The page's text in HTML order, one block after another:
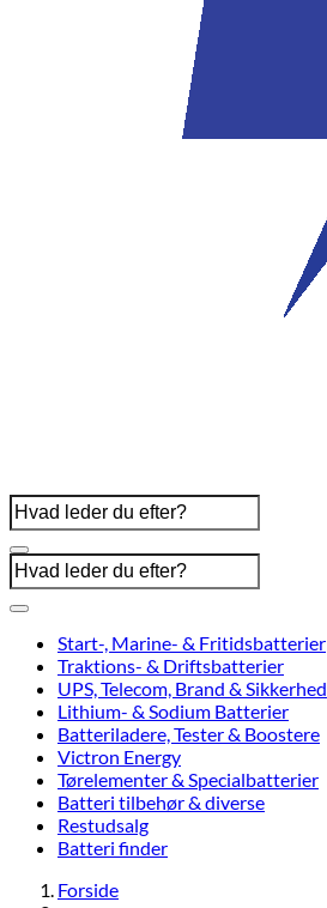
Start-, Marine- & Fritidsbatterier
Traktions- & Driftsbatterier
UPS, Telecom, Brand & Sikkerhed
Lithium- & Sodium Batterier
Batteriladere, Tester & Boostere
Victron Energy
Tørelementer & Specialbatterier
Batteri tilbehør & diverse
Restudsalg
Batteri finder
Forside